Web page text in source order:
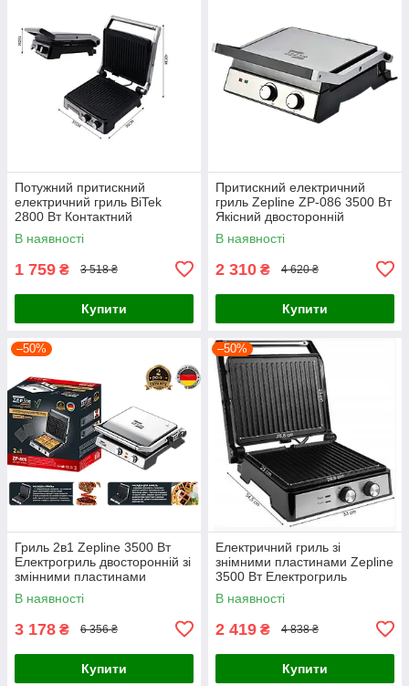
Потужний притискний
електричний гриль BiTek
2800 Вт Контактний
електрогриль притискний
2800 Вт
В наявності
1 759 ₴ 3 518 ₴
Купити
Притискний електричний
гриль Zepline ZP-086 3500 Вт
Якісний двосторонній
електрогриль Гриль для дому
В наявності
2 310 ₴ 4 620 ₴
Купити
–50%
Гриль 2в1 Zepline 3500 Вт
Електрогриль двосторонній зі
змінними пластинами
Притискний електрогриль ZP-
809
В наявності
3 178 ₴ 6 356 ₴
Купити
–50%
Електричний гриль зі
знімними пластинами Zepline
3500 Вт Електрогриль
притискний для приготування
страв
В наявності
2 419 ₴ 4 838 ₴
Купити